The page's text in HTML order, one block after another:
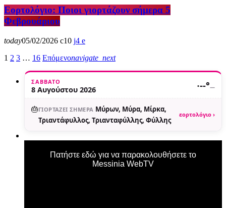
Εορτολόγιο: Ποιοι γιορτάζουν σήμερα 5
Φεβρουάριου
today05/02/2026 10 4
1 2 3 … 16 Επόμενοnavigate_next
ΣΆΒΒΑΤΟ
8 Αυγούστου 2026 ·--°—
🎂ΓΙΟΡΤΆΖΕΙ ΣΉΜΕΡΑ Μύρων, Μύρα, Μίρκα,
Τριαντάφυλλος, Τριανταφύλλης, Φύλλης
εορτολόγιο ›
Πατήστε εδώ για να παρακολουθήσετε το
Messinia WebTV